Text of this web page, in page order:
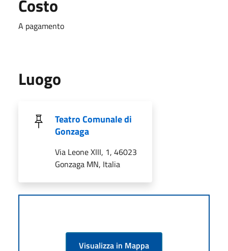
Costo
A pagamento
Luogo
Teatro Comunale di
Gonzaga
Via Leone XIII, 1, 46023
Gonzaga MN, Italia
Visualizza in Mappa